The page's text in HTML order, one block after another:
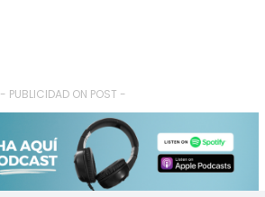
- PUBLICIDAD ON POST -